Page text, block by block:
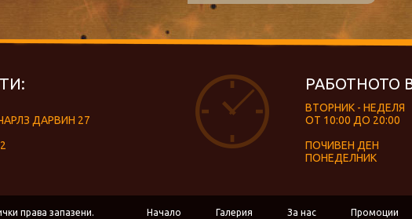
ДАРВИН 27
РАБОТНОТО
ВТОРНИК - НЕДЕЛЯ
ОТ 10:00 ДО 20:00
ПОЧИВЕН ДЕН
ПОНЕДЕЛНИК
права запазени. Начало Галерия За нас Промоции